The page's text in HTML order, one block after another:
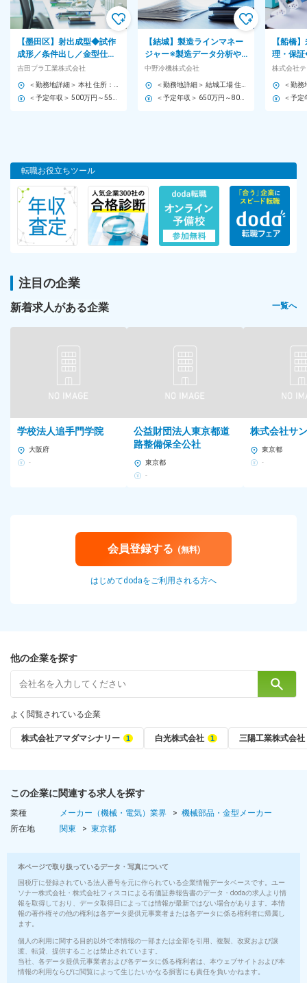
□基本的なPCスキル（Excel使用可能）がある方
＜以下に当てはまる方、ぜひご応募ください！＞
・コミュニケーションを取るのが好きな方
・安定した環境で長く活躍したい方
・ワークライフバランスを充実させたい方
長期勤続によるキャリア形成を図る観点から、若年者等を期間の
■熊本営業所
熊本県熊本市南区流通団地1-43
＜アクセス＞
・豊肥本線「平成駅」より徒歩約24分
※受動喫煙対策：屋内全面禁煙
勤務時間
■平均残業時間
以下 ※定時退勤可能です。
正社員
※試用期間6カ月（条件等変更なし）
※残業代は別途支給いたします。
■交通費規程支給（月10万円まで）
■役職手当
■賞与
年2回
（7月・12月※6カ月／2024年度実績）
■昇給
■入社時の想定年収
年収380万円
～570万円
年収525万円／30歳
年収560万円／35歳
年収665万円／40歳
年収810万円／45歳
待遇・福利厚生・各種制度
■各種社会保険完備
【墨田区】射出成型◆試作
成形／条件出し／金型仕上
げ／世界トップ技術に挑戦
／安定基盤で長期就業
吉田プラ工業株式会社
【結城】製造ラインマネー
ジャー※製造データ分析や
製造管理など／土日祝休／
冷蔵冷凍機器メーカー
中野冷機株式会社
【船橋
理・保
フラ製
日祝休
無
株式会社
転職お役立ちツール
注目の企業
新着求人がある企業 一覧へ
学校法人追手門学院
大阪府
-
公益財団法人東京都道
路整備保全公社
東京都
-
株式会社サ
東京都
-
会員登録する (無料)
はじめてdodaをご利用される方へ
他の企業を探す
よく閲覧されている企業
株式会社アマダマシナリー 白光株式会社 三陽工業株式会社
この企業に関連する求人を探す
業種 メーカー（機械・電気）業界
機械部品・金型メーカー
所在地
関東 東京都
本ページで取り扱っているデータ・写真について
国税庁に登録されている法人番号を元に作られている企業情報データベースです。ユー
ソナー株式会社・株式会社フィスコによる有価証券報告書のデータ・dodaの求人より情
報を取得しており、データ取得日によっては情報が最新ではない場合があります。本情
報の著作権その他の権利は各データ提供元事業者または各データに係る権利者に帰属し
ます。
個人の利用に関する目的以外で本情報の一部または全部を引用、複製、改変および譲
渡、転貸、提供することは禁止されています。
当社、各データ提供元事業者および各データに係る権利者は、本ウェブサイトおよび本
情報の利用ならびに閲覧によって生じたいかなる損害にも責任を負いかねます。